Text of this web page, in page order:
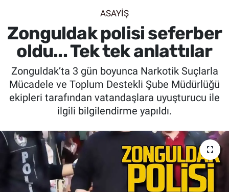
ASAYİŞ
Zonguldak polisi seferber
oldu... Tek tek anlattılar
Zonguldak’ta 3 gün boyunca Narkotik Suçlarla
Mücadele ve Toplum Destekli Şube Müdürlüğü
ekipleri tarafından vatandaşlara uyuşturucu ile
ilgili bilgilendirme yapıldı.
SPOR
SAĞLIK